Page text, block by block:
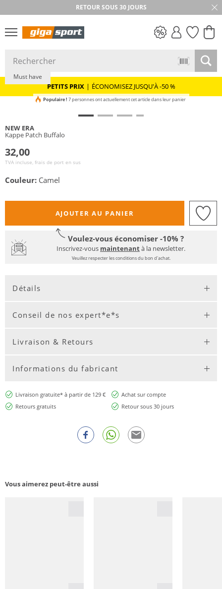
RETOUR SOUS 30 JOURS
PETITS PRIX
PETITS PRIX | ÉCONOMISEZ JUSQU'À -50 %
Must have
Populaire ! 7 personnes ont actuellement cet article dans leur panier
NEW ERA
Kappe Patch Buffalo
32,00
TVA incluse, frais de port en sus
Couleur: Camel
AJOUTER AU PANIER
Voulez-vous économiser -10% ?
Inscrivez-vous maintenantà la newsletter.
Veuillez respecter les conditions du bon d'achat.
Détails
Conseil de nos expert*e*s
Livraison & Retours
Informations du fabricant
Livraison gratuite* à partir de 129 €
Achat sur compte
Retours gratuits
Retour sous 30 jours
Vous aimerez peut-être aussi